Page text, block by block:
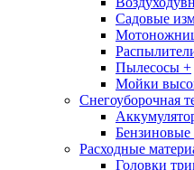
Садовые
Пылесосы +
Мойки
Снегоуборочная
Расходные
Головки